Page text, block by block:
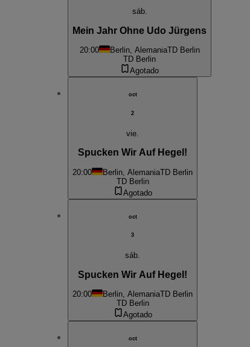
sáb.
Mein Jahr Ohne Udo Jürgens
20:00 Berlin, AlemaniaTD Berlin
TD Berlin
Agotado
oct
2
vie.
Spucken Wir Auf Hegel!
20:00 Berlin, AlemaniaTD Berlin
TD Berlin
Agotado
oct
3
sáb.
Spucken Wir Auf Hegel!
20:00 Berlin, AlemaniaTD Berlin
TD Berlin
Agotado
oct